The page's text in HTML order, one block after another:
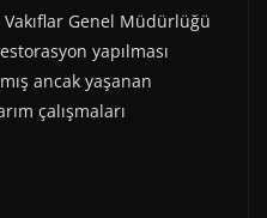
Genel Müdürlüğü
yapılması
ancak yaşanan
çalışmaları